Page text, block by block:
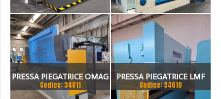
PRESSA PIEGATRICE OMAG
EPB 10036100 TON X 4MT
Codice: 34611
PRESSA PIEGATRICE LMF
100 TON. / 4100MM
Codice: 34610